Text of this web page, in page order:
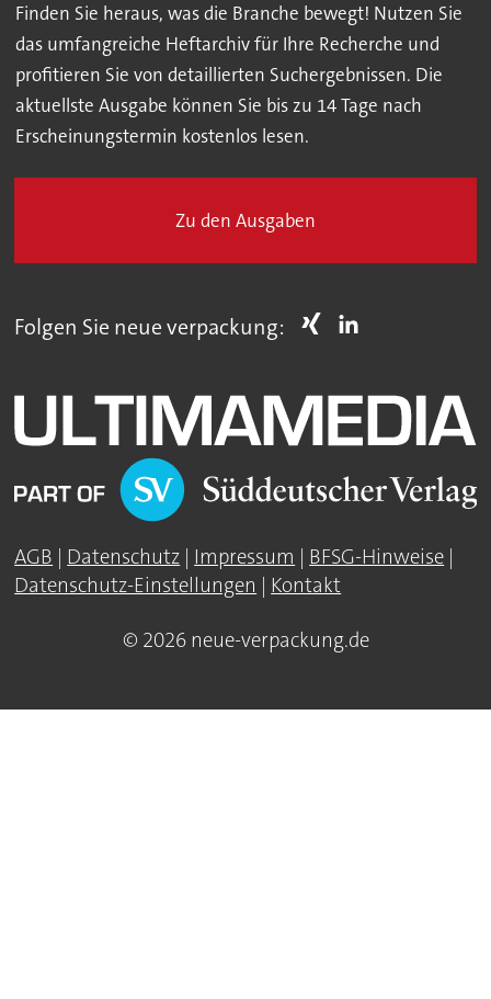
Finden Sie heraus, was die Branche bewegt! Nutzen Sie
das umfangreiche Heftarchiv für Ihre Recherche und
profitieren Sie von detaillierten Suchergebnissen. Die
aktuellste Ausgabe können Sie bis zu 14 Tage nach
Erscheinungstermin kostenlos lesen.
Zu den Ausgaben
Folgen Sie neue verpackung:
AGB | Datenschutz | Impressum | BFSG-Hinweise |
Datenschutz-Einstellungen | Kontakt
© 2026 neue-verpackung.de